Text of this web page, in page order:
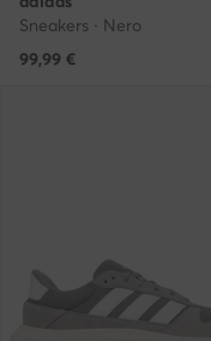
Sneakers · Nero
99,99 €